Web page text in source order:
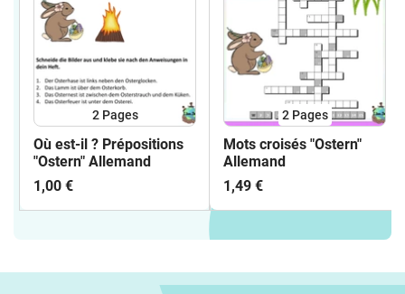
2 Pages
Où est-il ? Prépositions
"Ostern" Allemand
1,00 €
2 Pages
Mots croisés "Ostern"
Allemand
1,49 €